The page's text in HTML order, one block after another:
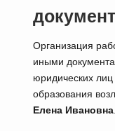
Организация
иными
юридических
образования
Елена Ивановна.